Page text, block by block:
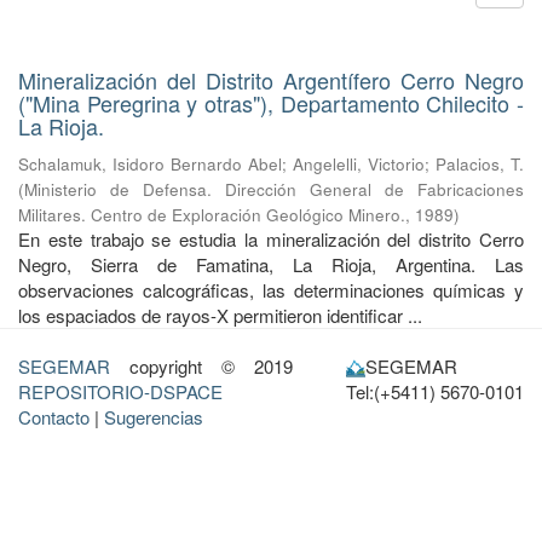
Mineralización del Distrito Argentífero Cerro Negro
("Mina Peregrina y otras"), Departamento Chilecito -
La Rioja.
Schalamuk, Isidoro Bernardo Abel; Angelelli, Victorio; Palacios, T.
(Ministerio de Defensa. Dirección General de Fabricaciones
Militares. Centro de Exploración Geológico Minero., 1989)
En este trabajo se estudia la mineralización del distrito Cerro
Negro, Sierra de Famatina, La Rioja, Argentina. Las
observaciones calcográficas, las determinaciones químicas y
los espaciados de rayos-X permitieron identificar ...
SEGEMAR copyright © 2019
REPOSITORIO-DSPACE
Contacto | Sugerencias
SEGEMAR
Tel:(+5411) 5670-0101